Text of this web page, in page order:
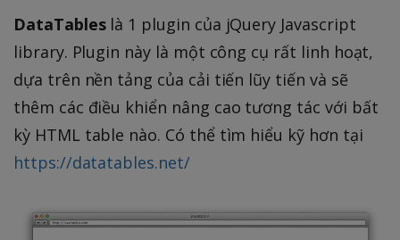
DataTableslà 1 plugin của jQuery Javascript
library. Plugin này là một công cụ rất linh hoạt,
dựa trên nền tảng của cải tiến lũy tiến và sẽ
thêm các điều khiển nâng cao tương tác với bất
kỳ HTML table nào. Có thể tìm hiểu kỹ hơn tại
https://datatables.net/